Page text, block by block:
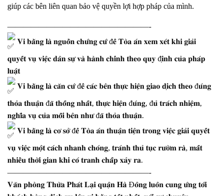
giúp các bên liên quan bảo vệ quyền lợi hợp pháp của mình.
——————————————————-
𝐕𝐢 𝐛𝐚̆̀𝐧𝐠 𝐥𝐚̀ 𝐧𝐠𝐮𝐨̂̀𝐧 𝐜𝐡𝐮̛́𝐧𝐠 𝐜𝐮̛́ đ𝐞̂̉ 𝐓𝐨̀𝐚 𝐚́𝐧 𝐱𝐞𝐦 𝐱𝐞́𝐭 𝐤𝐡𝐢 𝐠𝐢𝐚̉𝐢
𝐪𝐮𝐲𝐞̂́𝐭 𝐯𝐮̣ 𝐯𝐢𝐞̣̂𝐜 𝐝𝐚̂𝐧 𝐬𝐮̛̣ 𝐯𝐚̀ 𝐡𝐚̀𝐧𝐡 𝐜𝐡𝐢́𝐧𝐡 𝐭𝐡𝐞𝐨 𝐪𝐮𝐲 đ𝐢̣𝐧𝐡 𝐜𝐮̉𝐚 𝐩𝐡𝐚́𝐩
𝐥𝐮𝐚̣̂𝐭
𝐕𝐢 𝐛𝐚̆̀𝐧𝐠 𝐥𝐚̀ 𝐜𝐚̆𝐧 𝐜𝐮̛́ đ𝐞̂̉ 𝐜𝐚́𝐜 𝐛𝐞̂𝐧 𝐭𝐡𝐮̛̣𝐜 𝐡𝐢𝐞̣̂𝐧 𝐠𝐢𝐚𝐨 𝐝𝐢̣𝐜𝐡 𝐭𝐡𝐞𝐨 đ𝐮́𝐧𝐠
𝐭𝐡𝐨̉𝐚 𝐭𝐡𝐮𝐚̣̂𝐧 đ𝐚̃ 𝐭𝐡𝐨̂́𝐧𝐠 𝐧𝐡𝐚̂́𝐭, 𝐭𝐡𝐮̛̣𝐜 𝐡𝐢𝐞̣̂𝐧 đ𝐮́𝐧𝐠, đ𝐮̉ 𝐭𝐫𝐚́𝐜𝐡 𝐧𝐡𝐢𝐞̣̂𝐦,
𝐧𝐠𝐡𝐢̃𝐚 𝐯𝐮̣ 𝐜𝐮̉𝐚 𝐦𝐨̂̃𝐢 𝐛𝐞̂𝐧 𝐧𝐡𝐮̛ đ𝐚̃ 𝐭𝐡𝐨̉𝐚 𝐭𝐡𝐮𝐚̣̂𝐧.
𝐕𝐢 𝐛𝐚̆̀𝐧𝐠 𝐥𝐚̀ 𝐜𝐨̛ 𝐬𝐨̛̉ đ𝐞̂̉ 𝐓𝐨̀𝐚 𝐚́𝐧 𝐭𝐡𝐮𝐚̣̂𝐧 𝐭𝐢𝐞̣̂𝐧 𝐭𝐫𝐨𝐧𝐠 𝐯𝐢𝐞̣̂𝐜 𝐠𝐢𝐚̉𝐢 𝐪𝐮𝐲𝐞̂́𝐭
𝐯𝐮̣ 𝐯𝐢𝐞̣̂𝐜 𝐦𝐨̣̂𝐭 𝐜𝐚́𝐜𝐡 𝐧𝐡𝐚𝐧𝐡 𝐜𝐡𝐨́𝐧𝐠, 𝐭𝐫𝐚́𝐧𝐡 𝐭𝐡𝐮̉ 𝐭𝐮̣𝐜 𝐫𝐮̛𝐨̛̀𝐦 𝐫𝐚̀, 𝐦𝐚̂́𝐭
𝐧𝐡𝐢𝐞̂̀𝐮 𝐭𝐡𝐨̛̀𝐢 𝐠𝐢𝐚𝐧 𝐤𝐡𝐢 𝐜𝐨́ 𝐭𝐫𝐚𝐧𝐡 𝐜𝐡𝐚̂́𝐩 𝐱𝐚̉𝐲 𝐫𝐚.
——————————————————-
𝐕𝐚̆𝐧 𝐩𝐡𝐨̀𝐧𝐠 𝐓𝐡𝐮̛̀𝐚 𝐏𝐡𝐚́𝐭 𝐋𝐚̣𝐢 𝐪𝐮𝐚̣̂𝐧 𝐇𝐚̀ Đ𝐨̂𝐧𝐠 𝐥𝐮𝐨̂𝐧 𝐜𝐮𝐧𝐠 𝐮̛́𝐧𝐠 𝐭𝐨̛́𝐢